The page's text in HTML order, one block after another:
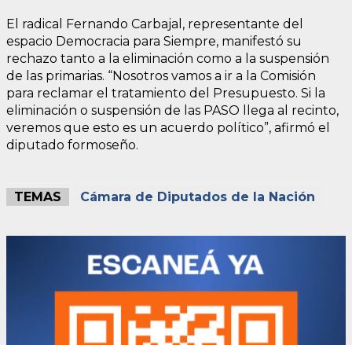
El radical Fernando Carbajal, representante del
espacio Democracia para Siempre, manifestó su
rechazo tanto a la eliminación como a la suspensión
de las primarias. “Nosotros vamos a ir a la Comisión
para reclamar el tratamiento del Presupuesto. Si la
eliminación o suspensión de las PASO llega al recinto,
veremos que esto es un acuerdo político”, afirmó el
diputado formoseño.
TEMAS Cámara de Diputados de la Nación